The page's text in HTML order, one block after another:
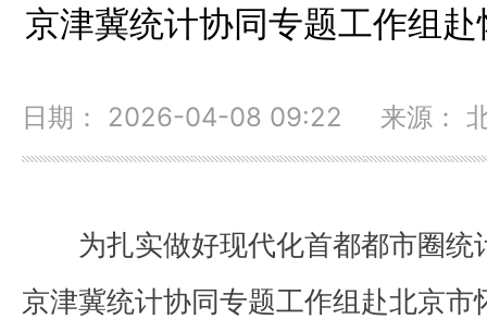
京津冀统计协同专题工作组
日期： 2026-04-08 09:22 来源：
为扎实做好现代化首都都市圈
京津冀统计协同专题工作组赴北京